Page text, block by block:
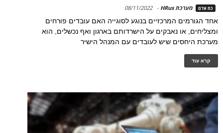
כח אדם מערכת HRus -
08/11/2022
אחד הגורמים המרכזיים בנוגע לסוגייה האם עובדים פורחים
ומצליחים, או נאבקים על הישרדותם בארגון ואף נכשלים, הוא
מערכת היחסים שיש לעובדים עם המנהל הישיר
קרא עוד